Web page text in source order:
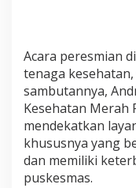
i
h
Acara peresmian
tenaga
sambutannya,
Kesehatan Merah
mendekatkan
khususnya yang
dan memiliki
puskesmas.